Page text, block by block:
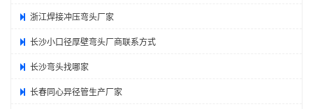
浙江焊接冲压弯头厂家
长沙小口径厚壁弯头厂商联系方式
长沙弯头找哪家
长春同心异径管生产厂家